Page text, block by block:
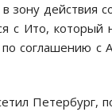
действия
с Ито, который
соглашению с
Петербург,